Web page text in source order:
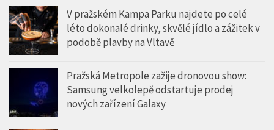
V pražském Kampa Parku najdete po celé
léto dokonalé drinky, skvělé jídlo a zážitek v
podobě plavby na Vltavě
Pražská Metropole zažije dronovou show:
Samsung velkolepě odstartuje prodej
nových zařízení Galaxy